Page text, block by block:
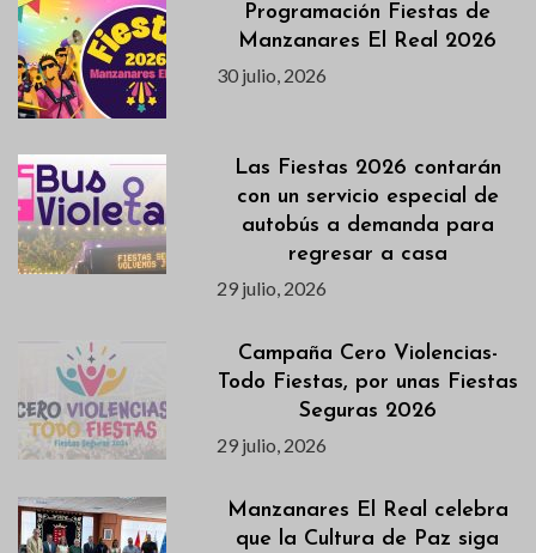
Programación Fiestas de
Manzanares El Real 2026
30 julio, 2026
Las Fiestas 2026 contarán
con un servicio especial de
autobús a demanda para
regresar a casa
29 julio, 2026
Campaña Cero Violencias-
Todo Fiestas, por unas Fiestas
Seguras 2026
29 julio, 2026
Manzanares El Real celebra
que la Cultura de Paz siga